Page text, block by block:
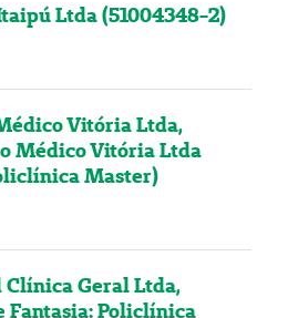
Ltda (51004348-2)
Vitória Ltda,
Médico Vitória Ltda
Master)
Geral Ltda,
Fantasia: Policlínica